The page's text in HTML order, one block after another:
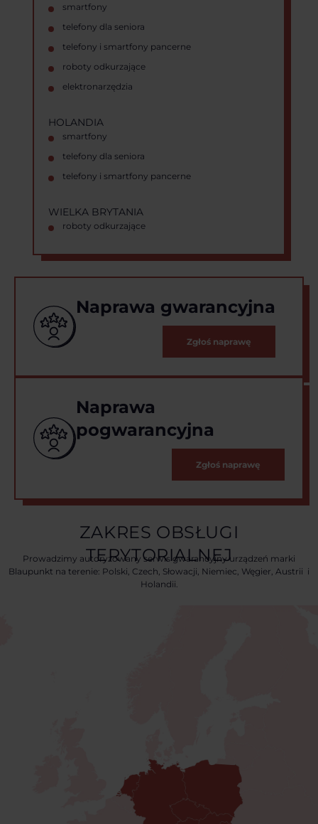
smartfony
telefony dla seniora
telefony i smartfony pancerne
roboty odkurzające
elektronarzędzia
HOLANDIA
smartfony
telefony dla seniora
telefony i smartfony pancerne
WIELKA BRYTANIA
roboty odkurzające
Naprawa gwarancyjna
Zgłoś naprawę
Naprawa
pogwarancyjna
Zgłoś naprawę
ZAKRES OBSŁUGI
TERYTORIALNEJ
Prowadzimy autoryzowany serwis gwarancyjny urządzeń marki
Blaupunkt na terenie: Polski, Czech, Słowacji, Niemiec, Węgier, Austrii i
Holandii.